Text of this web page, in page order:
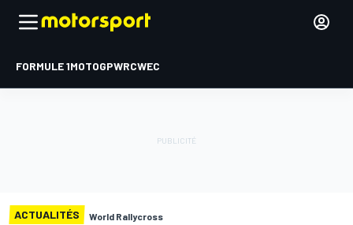
FORMULE 1MOTOGPWRCWEC
ACTUALITÉS World Rallycross